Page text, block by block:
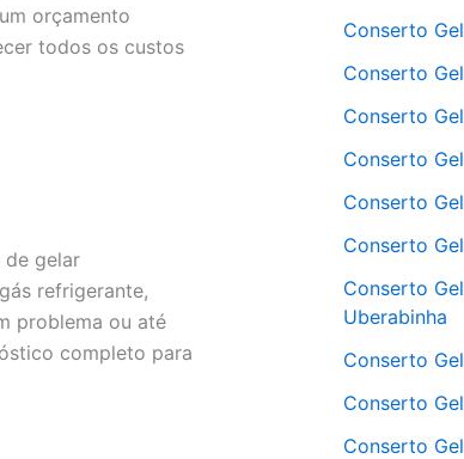
orçamento
todos os custos
de gelar
refrigerante,
problema ou até
completo para
Conserto
Conserto
Conserto
Conserto
Conserto
Conserto
Conserto
Uberabinha
Conserto
Conserto
Conserto